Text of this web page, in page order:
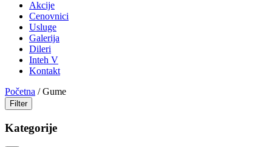
Akcije
Cenovnici
Usluge
Galerija
Dileri
Inteh V
Kontakt
Početna / Gume
Filter
Kategorije